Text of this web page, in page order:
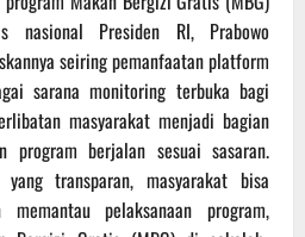
nasional Presiden RI, Prabowo
seiring pemanfaatan platform
sarana monitoring terbuka bagi
masyarakat menjadi bagian
program berjalan sesuai sasaran.
transparan, masyarakat bisa
memantau pelaksanaan program,